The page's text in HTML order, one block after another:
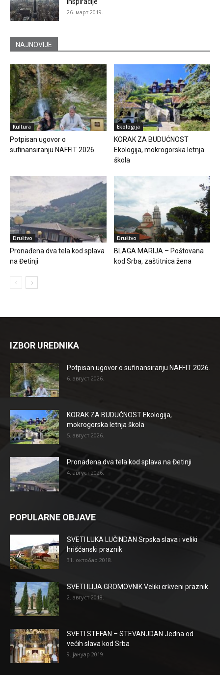
inspiracije
26. март 2019.
NAJNOVIJE
Kultura
Potpisan ugovor o
sufinansiranju NAFFIT 2026.
Ekologija
KORAK ZA BUDUĆNOST
Ekologija, mokrogorska letnja
škola
Društvo
Pronađena dva tela kod splava
na Đetinji
Društvo
BLAGA MARIJA – Poštovana
kod Srba, zaštitnica žena
IZBOR UREDNIKA
Potpisan ugovor o sufinansiranju NAFFIT 2026.
6. август 2026.
KORAK ZA BUDUĆNOST Ekologija,
mokrogorska letnja škola
5. август 2026.
Pronađena dva tela kod splava na Đetinji
4. август 2026.
POPULARNE OBJAVE
SVETI LUKA LUČINDAN Srpska slava i veliki
hrišćanski praznik
31. октобар 2018.
SVETI ILIJA GROMOVNIK Veliki crkveni praznik
2. август 2018.
SVETI STEFAN – STEVANJDAN Jedna od
većih slava kod Srba
9. јануар 2019.